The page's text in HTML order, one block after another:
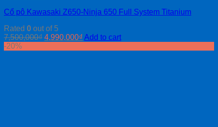
Cổ pô Kawasaki Z650-Ninja 650 Full System Titanium
Rated 0 out of 5
7,500,000₫ 4,990,000₫ Add to cart
-20%